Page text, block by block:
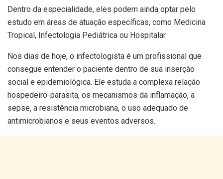
Dentro da especialidade, eles podem ainda optar pelo
estudo em áreas de atuação específicas, como Medicina
Tropical, Infectologia Pediátrica ou Hospitalar.
Nos dias de hoje, o infectologista é um profissional que
consegue entender o paciente dentro de sua inserção
social e epidemiológica. Ele estuda a complexa relação
hospedeiro-parasita, os mecanismos da inflamação, a
sepse, a resistência microbiana, o uso adequado de
antimicrobianos e seus eventos adversos.